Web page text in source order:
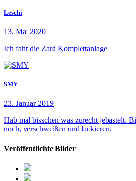
Leschi
13. Mai 2020
Ich fahr die Zard Komplettanlage
SMY
23. Januar 2019
Hab mal bisschen was zurecht jebastelt.
noch, verschweißen und lackieren.
Veröffentlichte Bilder